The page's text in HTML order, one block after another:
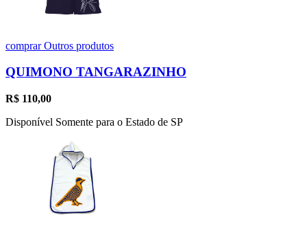
comprarOutros produtos
QUIMONO TANGARAZINHO
R$ 110,00
Disponível Somente para o Estado de SP